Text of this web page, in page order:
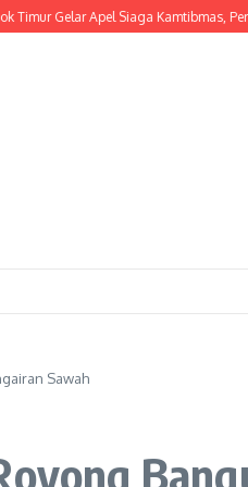
Gelar Apel Siaga Kamtibmas,
Sawah